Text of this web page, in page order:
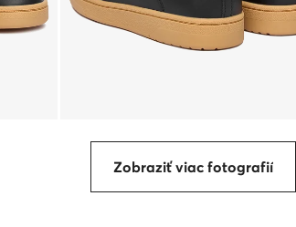
Zobraziť viac fotografií